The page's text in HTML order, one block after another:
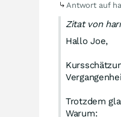
Antwort auf
Zitat von
Hallo Joe,
Trotzdem
Warum: